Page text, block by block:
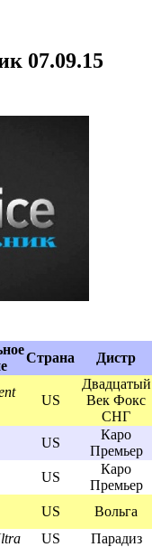
07.09.15
Страна Дистр
US
Двадцатый
Век Фокс
СНГ
US
Каро
Премьер
US
Каро
Премьер
US
Вольга
US Парадиз